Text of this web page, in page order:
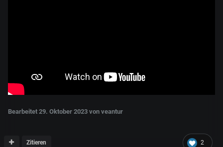
Bearbeitet 29. Oktober 2023 von veantur
2
Zitieren